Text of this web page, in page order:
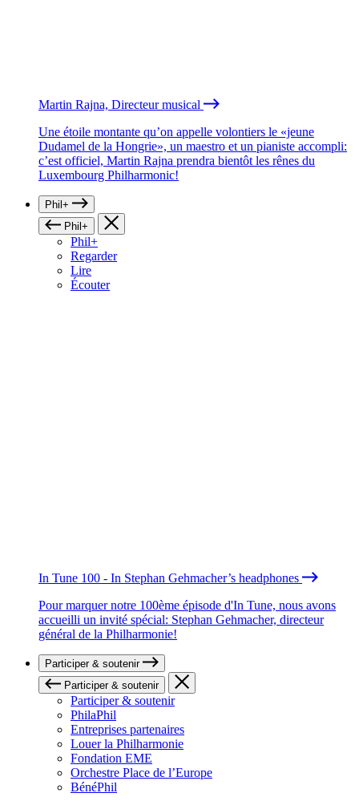
Martin Rajna, Directeur musical
Une étoile montante qu’on appelle volontiers le «jeune
Dudamel de la Hongrie», un maestro et un pianiste accompli:
c’est officiel, Martin Rajna prendra bientôt les rênes du
Luxembourg Philharmonic!
Phil+
Phil+
Phil+
Regarder
Lire
Écouter
In Tune 100 - In Stephan Gehmacher’s headphones
Pour marquer notre 100ème épisode d'In Tune, nous avons
accueilli un invité spécial: Stephan Gehmacher, directeur
général de la Philharmonie!
Participer & soutenir
Participer & soutenir
Participer & soutenir
PhilaPhil
Entreprises partenaires
Louer la Philharmonie
Fondation EME
Orchestre Place de l’Europe
BénéPhil